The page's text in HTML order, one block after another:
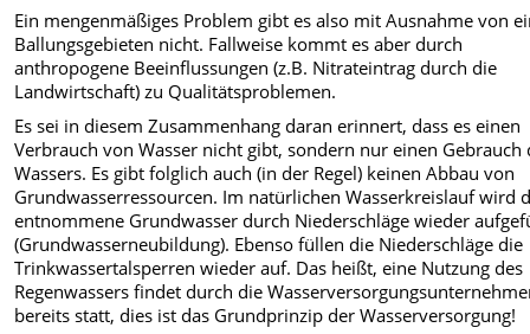
Ein mengenmäßiges Problem gibt es also mit Ausnahme von
Ballungsgebieten nicht. Fallweise kommt es aber durch
anthropogene Beeinflussungen (z.B. Nitrateintrag durch die
Landwirtschaft) zu Qualitätsproblemen.
Es sei in diesem Zusammenhang daran erinnert, dass es einen
Verbrauch von Wasser nicht gibt, sondern nur einen Gebrauch
Wassers. Es gibt folglich auch (in der Regel) keinen Abbau von
Grundwasserressourcen. Im natürlichen Wasserkreislauf wird
entnommene Grundwasser durch Niederschläge wieder
(Grundwasserneubildung). Ebenso füllen die Niederschläge die
Trinkwassertalsperren wieder auf. Das heißt, eine Nutzung des
Regenwassers findet durch die
bereits statt, dies ist das Grundprinzip der Wasserversorgung!